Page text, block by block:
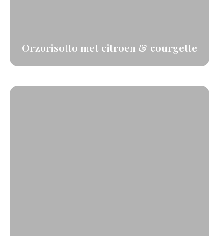
Orzorisotto met citroen & courgette